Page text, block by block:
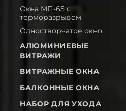
Окна МП-65 с
терморазрывом
Одностворчатое окно
АЛЮМИНИЕВЫЕ
ВИТРАЖИ
ВИТРАЖНЫЕ ОКНА
БАЛКОННЫЕ ОКНА
НАБОР ДЛЯ УХОДА